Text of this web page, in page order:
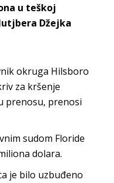
u teškoj
Džejka
okruga Hilsboro
za kršenje
prenosu, prenosi
sudom Floride
dolara.
je bilo uzbuđeno